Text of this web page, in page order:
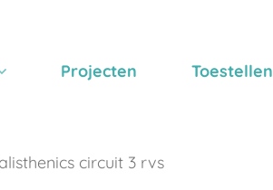
Projecten Toestellen
circuit 3 rvs